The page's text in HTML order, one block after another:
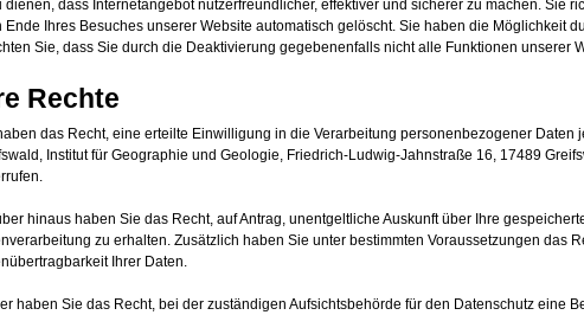
dienen, dass Internetangebot nutzerfreundlicher, effektiver und sicherer zu machen.
Ende Ihres Besuches unserer Website automatisch gelöscht. Sie haben die Möglichkeit
Sie, dass Sie durch die Deaktivierung gegebenenfalls nicht alle Funktionen unserer
Rechte
das Recht, eine erteilte Einwilligung in die Verarbeitung personenbezogener
Institut für Geographie und Geologie, Friedrich-Ludwig-Jahnstraße 16, 17489
hinaus haben Sie das Recht, auf Antrag, unentgeltliche Auskunft über Ihre
zu erhalten. Zusätzlich haben Sie unter bestimmten Voraussetzungen das
Ihrer Daten.
haben Sie das Recht, bei der zuständigen Aufsichtsbehörde für den Datenschutz